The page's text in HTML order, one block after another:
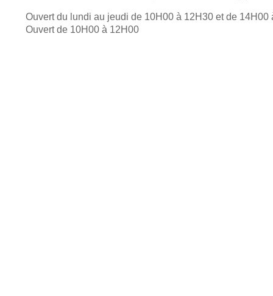
Ouvert du lundi au jeudi de 10H00 à 12H30 et de
Ouvert de 10H00 à 12H00